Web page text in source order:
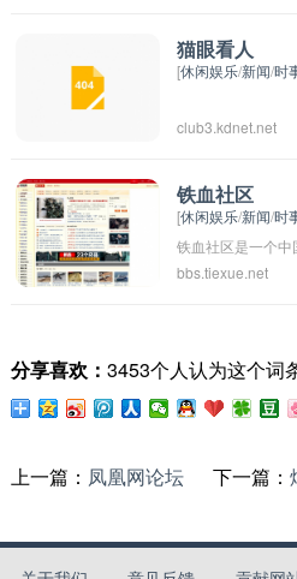
点，与他人进行讨
举办各种主题讨论
网论坛，网友们可
猫眼看人
[休闲娱乐/新闻/时
club3.kdnet.net
铁血社区
[休闲娱乐/新闻/时
铁血社区是一个
器装备、国防等领
铁血社区也提供各
道。通过这个平台
bbs.tiexue.net
分享喜欢： 3453个人认为这个词
上一篇： 凤凰网论坛 下一篇：